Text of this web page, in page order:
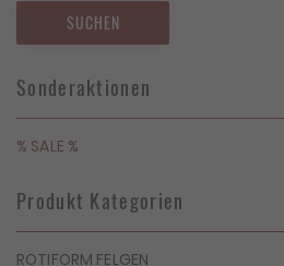
SUCHEN
Sonderaktionen
% SALE %
Produkt Kategorien
ROTIFORM FELGEN